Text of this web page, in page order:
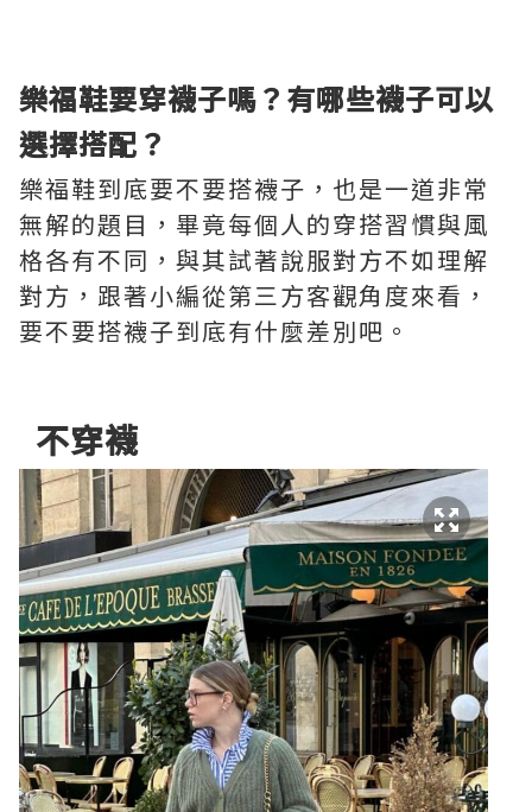
樂福鞋要穿襪子嗎？有哪些襪子可以
選擇搭配？
樂福鞋到底要不要搭襪子，也是一道非常
無解的題目，畢竟每個人的穿搭習慣與風
格各有不同，與其試著說服對方不如理解
對方，跟著小編從第三方客觀角度來看，
要不要搭襪子到底有什麼差別吧。
不穿襪